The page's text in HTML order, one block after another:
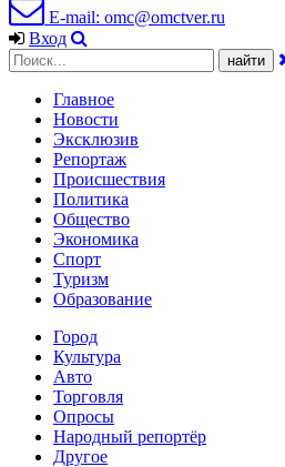
E-mail: omc@omctver.ru
Вход
Главное
Новости
Эксклюзив
Репортаж
Происшествия
Политика
Общество
Экономика
Спорт
Туризм
Образование
Город
Культура
Авто
Торговля
Опросы
Народный репортёр
Другое